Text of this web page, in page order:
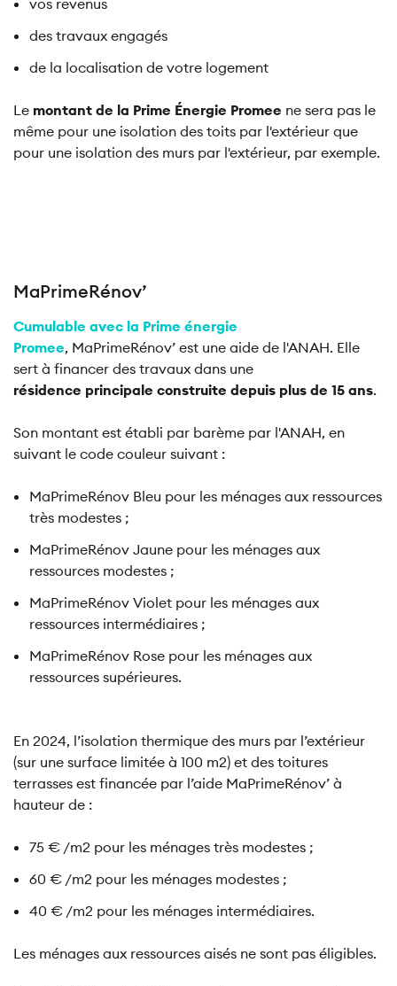
vos revenus
des travaux engagés
de la localisation de votre logement
Le montant de la Prime Énergie Promee ne sera pas le
même pour une isolation des toits par l'extérieur que
pour une isolation des murs par l'extérieur, par exemple.
MaPrimeRénov’
Cumulable avec la Prime énergie
Promee, MaPrimeRénov’ est une aide de l'ANAH. Elle
sert à financer des travaux dans une
résidence principale construite depuis plus de 15 ans.
Son montant est établi par barème par l'ANAH, en
suivant le code couleur suivant :
MaPrimeRénov Bleu pour les ménages aux ressources
très modestes ;
MaPrimeRénov Jaune pour les ménages aux
ressources modestes ;
MaPrimeRénov Violet pour les ménages aux
ressources intermédiaires ;
MaPrimeRénov Rose pour les ménages aux
ressources supérieures.
En 2024, l’isolation thermique des murs par l’extérieur
(sur une surface limitée à 100 m2) et des toitures
terrasses est financée par l’aide MaPrimeRénov’ à
hauteur de :
75 € /m2 pour les ménages très modestes ;
60 € /m2 pour les ménages modestes ;
40 € /m2 pour les ménages intermédiaires.
Les ménages aux ressources aisés ne sont pas éligibles.